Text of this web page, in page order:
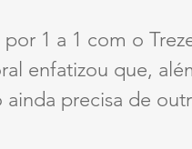
1 a 1 com o
enfatizou que,
precisa de